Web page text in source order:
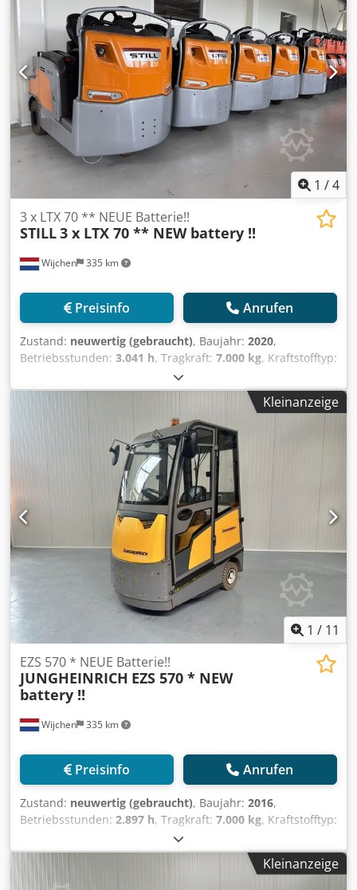
1 /4
Wijchen 335 km
3 x LTX 70 ** NEUE Batterie!!
STILL3 x LTX 70 ** NEW battery !!
Preisinfo Anrufen
Zustand: neuwertig (gebraucht), Baujahr: 2020,
Betriebsstunden: 3.041 h, Tragkraft: 7.000 kg, Kraftstofftyp:
, Hersteller + Modell: STILL LTX 70 SCHLEPPER ID:
25080.8021 Kat.: Gebraucht Tragfähigkeit: 7000 kg Baujahr:
2020 Betriebsstunden: 3041 Stunden Batterie: Komplett
NEU * 48V / 375Ah * Baujahr 2026 Crjdpfx Aszq Ug Ropvef
Kleinanzeige
1 / 11
Wijchen 335 km
EZS 570 * NEUE Batterie!!
JUNGHEINRICH EZS 570 * NEW
battery !!
Preisinfo Anrufen
Zustand: neuwertig (gebraucht), Baujahr: 2016,
Betriebsstunden: 2.897 h, Tragkraft: 7.000 kg, Kraftstofftyp:
, Hersteller + Modell: JUNGHEINRICH EZS 570
Schlepper ID: 24072.0087 Kategorie: Gebraucht Tragkraft:
7000 kg Baujahr: 2016 Betriebsstunden: 2897 Stunden
Batterie: Komplett NEU * 48V / 375Ah * Baujahr 2026
Kleinanzeige